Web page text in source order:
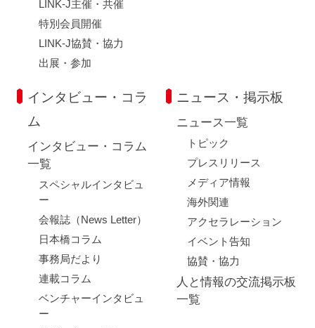
LINK-J主催・共催
特別会員開催
LINK-J協賛・協力
出展・参加
インタビュー・コラ
ム
インタビュー・コラム
一覧
スペシャルインタビュ
ー
会報誌（News Letter）
日本橋コラム
事務局だより
連載コラム
ベンチャーインタビュ
ー
ニュース・掲示板
ニュース一覧
トピック
プレスリリース
メディア情報
海外関連
アクセラレーション
イベント告知
協賛・協力
人と情報の交流掲示板
一覧